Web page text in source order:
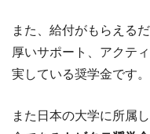
また、給付がもらえる
厚いサポート、アクテ
実している奨学金です。
また日本の大学に所属